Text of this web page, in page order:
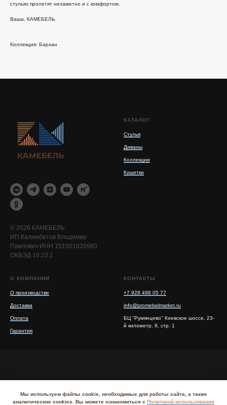
стульях пролетят незаметно и с комфортом.
Ваша, КАМЕБЕЛЬ.
Коллекция: Бархан
© 2026 КАМЕБЕЛЬ
ИП Калимбетов Владимир
Павлович ИНН 151001035980
ОКВЭД 16.23.1
КАТАЛОГ
Стулья
Диваны
Коллекции
Кушетки
О КОМПАНИИ
О производстве
Доставка
Оплата
Гарантия
КОНТАКТЫ
+7 928 498 05 77
info@promebelmarket.ru
БЦ "Румянцево" Киевское шоссе, 23-
й километр, 8, стр. 1
Политика обработки персональных данныхI
Мы используем файлы cookie, необходимые для работы сайта, а также
аналитические cookies. Вы можете ознакомиться с Политикой использования